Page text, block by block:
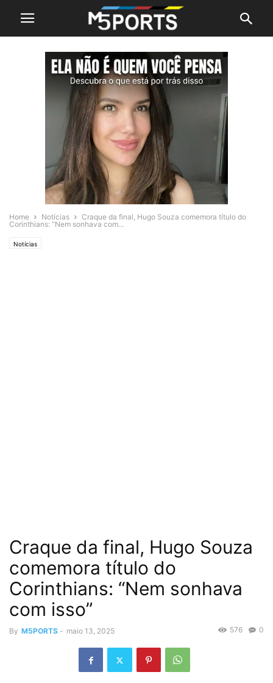
Home Notícias
Craque da final, Hugo Souza comemora título do
Corinthians: “Nem sonhava com...
Notícias
Craque da final, Hugo Souza
comemora título do
Corinthians: “Nem sonhava
com isso”
By M5PORTS - maio 13, 2025 0
576